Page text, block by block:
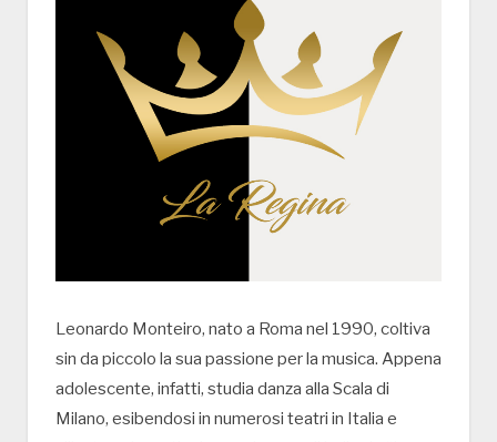
Leonardo Monteiro, nato a Roma nel 1990, coltiva
sin da piccolo la sua passione per la musica. Appena
adolescente, infatti, studia danza alla Scala di
Milano, esibendosi in numerosi teatri in Italia e